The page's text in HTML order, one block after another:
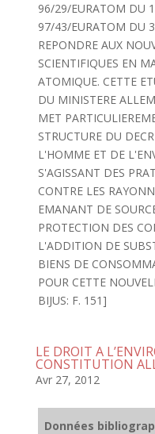
96/29/EURATOM DU
97/43/EURATOM DU
REPONDRE AUX
SCIENTIFIQUES EN
ATOMIQUE. CETTE
DU MINISTERE
MET
STRUCTURE DU
L'HOMME ET DE
S'AGISSANT DES
CONTRE LES
EMANANT DE
PROTECTION DES
L'ADDITION DE
BIENS DE
POUR CETTE
BIJUS: F. 151]
LE DROIT A
CONSTITUTION
Avr 27, 2012
Données